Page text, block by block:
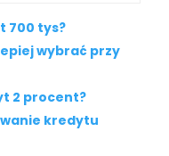
700 tys?
wybrać przy
2 procent?
kredytu